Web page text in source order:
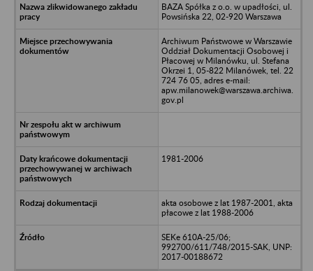
BAZA Spółka z o.o. w upadłości, ul.
Powsińska 22, 02-920 Warszawa
Archiwum Państwowe w Warszawie
Oddział Dokumentacji Osobowej i
Płacowej w Milanówku, ul. Stefana
Okrzei 1, 05-822 Milanówek, tel. 22
724 76 05, adres e-mail:
apw.milanowek@warszawa.archiwa.
gov.pl
1981-2006
akta osobowe z lat 1987-2001, akta
płacowe z lat 1988-2006
SEKe 610A-25/06;
992700/611/748/2015-SAK, UNP:
2017-00188672